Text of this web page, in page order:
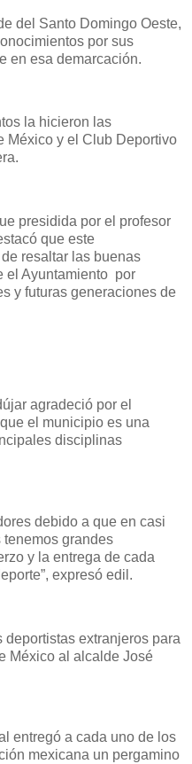
del Santo Domingo Oeste,
por sus
en esa demarcación.
la hicieron las
México y el Club Deportivo
presidida por el profesor
que este
resaltar las buenas
el Ayuntamiento por
y futuras generaciones de
agradeció por el
el municipio es una
disciplinas
debido a que en casi
grandes
y la entrega de cada
expresó edil.
deportistas extranjeros para
México al alcalde José
entregó a cada uno de los
mexicana un pergamino